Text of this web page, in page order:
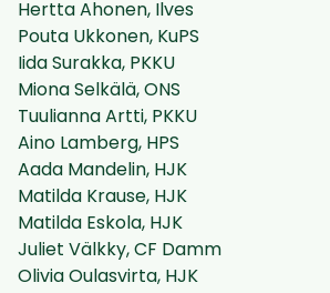
Hertta Ahonen, Ilves
Pouta Ukkonen, KuPS
Iida Surakka, PKKU
Miona Selkälä, ONS
Tuulianna Artti, PKKU
Aino Lamberg, HPS
Aada Mandelin, HJK
Matilda Krause, HJK
Matilda Eskola, HJK
Juliet Välkky, CF Damm
Olivia Oulasvirta, HJK